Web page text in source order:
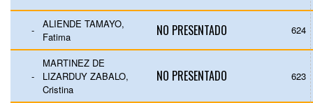
-
ALIENDE TAMAYO,
Fatima
NO PRESENTADO 624
-
MARTINEZ DE
LIZARDUY ZABALO,
Cristina
NO PRESENTADO 623